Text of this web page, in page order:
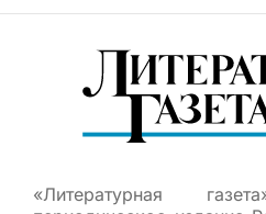
«Литературная